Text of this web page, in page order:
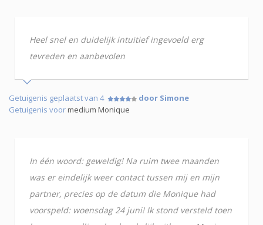
Heel snel en duidelijk intuïtief ingevoeld erg
tevreden en aanbevolen
Getuigenis geplaatst van 4
door Simone
Getuigenis voormedium Monique
In één woord: geweldig! Na ruim twee maanden
was er eindelijk weer contact tussen mij en mijn
partner, precies op de datum die Monique had
voorspeld: woensdag 24 juni! Ik stond versteld toen